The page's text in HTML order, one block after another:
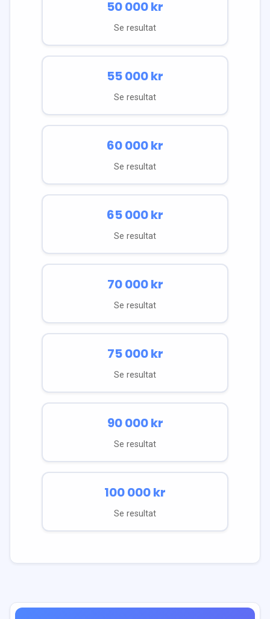
50 000kr
Se resultat
55 000kr
Se resultat
60 000kr
Se resultat
65 000kr
Se resultat
70 000kr
Se resultat
75 000kr
Se resultat
90 000kr
Se resultat
100 000kr
Se resultat